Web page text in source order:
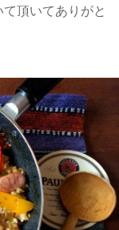
頂いてありがと